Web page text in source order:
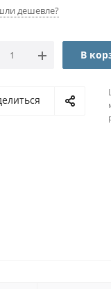
дешевле?
В